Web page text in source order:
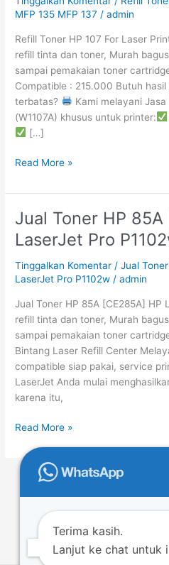
MFP 135 MFP 137 /admin
Refill Toner HP 107 For Laser
refill tinta dan toner, Murah
sampai pemakaian toner
Compatible : 215.000 Butuh
terbatas?
Kami melayani Jasa
(W1107A) khusus untuk printer:
[…]
For
Printer
MFP
135
MFP
137
Read More »
Jual Toner HP
LaserJet Pro
Tinggalkan Komentar /Jual
LaserJet Pro P1102w /admin
Jual Toner HP 85A [CE285A] HP
refill tinta dan toner, Murah
sampai pemakaian toner
Bintang Laser Refill Center
compatible siap pakai, service
LaserJet Anda mulai
karena itu,
Jual
Toner
HP
85A
[CE285A]
LaserJet
Pro
P1102w
Read More »
Terima kasih.
Lanjut ke chat untuk